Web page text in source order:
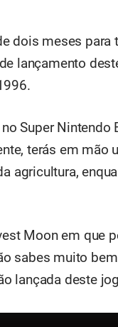
dois meses para
lançamento
Super Nintendo
terás em mão
agricultura,
Moon em que
sabes muito
lançada deste